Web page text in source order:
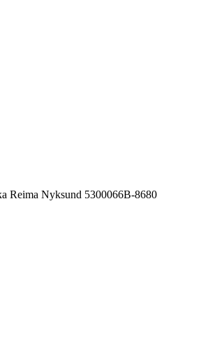
Reima Nyksund 5300066B-8680